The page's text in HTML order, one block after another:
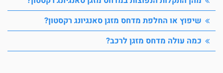
שיפוץ או החלפת מדחס מזגן סאנגיונג רקסטון?
כמה עולה מדחס מזגן לרכב?